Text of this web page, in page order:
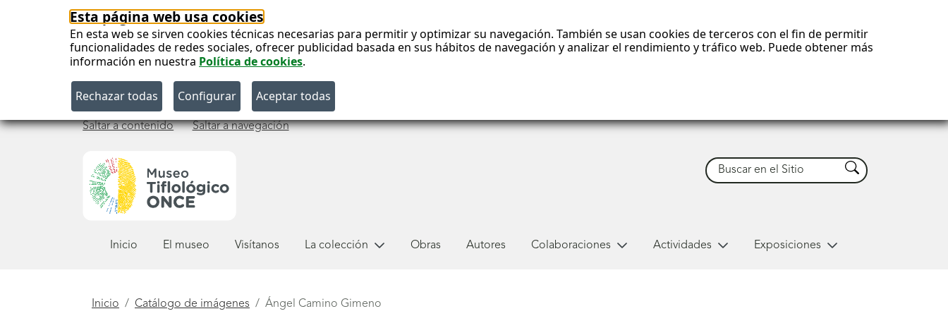
Esta página web usa cookies
En esta web se sirven cookies técnicas necesarias para permitir y optimizar su navegación. También se usan cookies de terceros con el fin de permitir
funcionalidades de redes sociales, ofrecer publicidad basada en sus hábitos de navegación y analizar el rendimiento y tráfico web. Puede obtener más
información en nuestra Política de cookies.
Saltar a contenido Saltar a navegación
Buscar Buscar
Inicio El museo Visítanos La colección Obras Autores Colaboraciones Actividades Exposiciones
Está
Inicio Catálogo de imágenes Ángel Camino Gimeno